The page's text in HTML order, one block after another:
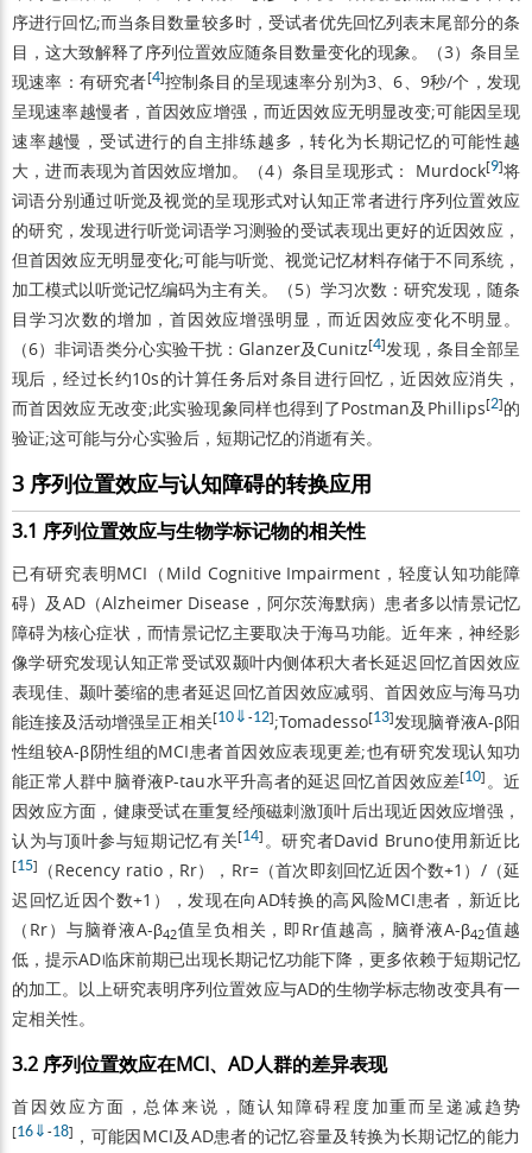
序进行回忆;而当条目数量较多时，受试者优先回忆列表末尾部分的条
目，这大致解释了序列位置效应随条目数量变化的现象。（3）条目呈
现速率：有研究者[4]控制条目的呈现速率分别为3、6、9秒/个，发现
呈现速率越慢者，首因效应增强，而近因效应无明显改变;可能因呈现
速率越慢，受试进行的自主排练越多，转化为长期记忆的可能性越
大，进而表现为首因效应增加。（4）条目呈现形式： Murdock[9]将
词语分别通过听觉及视觉的呈现形式对认知正常者进行序列位置效应
的研究，发现进行听觉词语学习测验的受试表现出更好的近因效应，
但首因效应无明显变化;可能与听觉、视觉记忆材料存储于不同系统，
加工模式以听觉记忆编码为主有关。（5）学习次数：研究发现，随条
目学习次数的增加，首因效应增强明显，而近因效应变化不明显。
（6）非词语类分心实验干扰：Glanzer及Cunitz[4]发现，条目全部呈
现后，经过长约10s的计算任务后对条目进行回忆，近因效应消失，
而首因效应无改变;此实验现象同样也得到了Postman及Phillips[2]的
验证;这可能与分心实验后，短期记忆的消逝有关。
3 序列位置效应与认知障碍的转换应用
3.1 序列位置效应与生物学标记物的相关性
已有研究表明MCI（Mild Cognitive Impairment，轻度认知功能障
碍）及AD（Alzheimer Disease，阿尔茨海默病）患者多以情景记忆
障碍为核心症状，而情景记忆主要取决于海马功能。近年来，神经影
像学研究发现认知正常受试双颞叶内侧体积大者长延迟回忆首因效应
表现佳、颞叶萎缩的患者延迟回忆首因效应减弱、首因效应与海马功
能连接及活动增强呈正相关[10⇓ -12];Tomadesso[13]发现脑脊液A-β阳
性组较A-β阴性组的MCI患者首因效应表现更差;也有研究发现认知功
能正常人群中脑脊液P-tau水平升高者的延迟回忆首因效应差[10] 。近
因效应方面，健康受试在重复经颅磁刺激顶叶后出现近因效应增强，
认为与顶叶参与短期记忆有关[14] 。研究者David Bruno使用新近比
[15]
（Recency ratio，Rr），Rr=（首次即刻回忆近因个数+1）/（延
迟回忆近因个数+1），发现在向AD转换的高风险MCI患者，新近比
（Rr）与脑脊液A-β42值呈负相关，即Rr值越高，脑脊液A-β42值越
低，提示AD临床前期已出现长期记忆功能下降，更多依赖于短期记忆
的加工。以上研究表明序列位置效应与AD的生物学标志物改变具有一
定相关性。
3.2 序列位置效应在MCI、AD人群的差异表现
首因效应方面，总体来说，随认知障碍程度加重而呈递减趋势
[16 ⇓ -18] ，可能因MCI及AD患者的记忆容量及转换为长期记忆的能力